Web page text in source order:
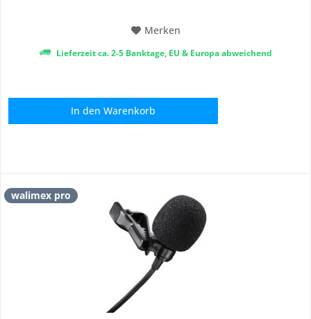
Merken
Lieferzeit ca. 2-5 Banktage, EU & Europa abweichend
In den Warenkorb
walimex pro